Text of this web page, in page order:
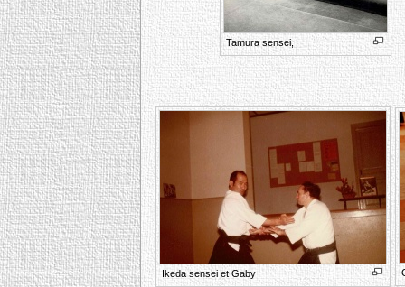
Tamura sensei,
Ikeda sensei et Gaby